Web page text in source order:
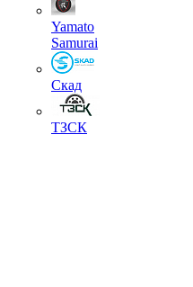
Yamato
Samurai
Скад
ТЗСК